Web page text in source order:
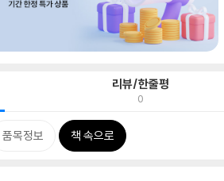
리뷰/한줄평
0
품목정보 책 속으로